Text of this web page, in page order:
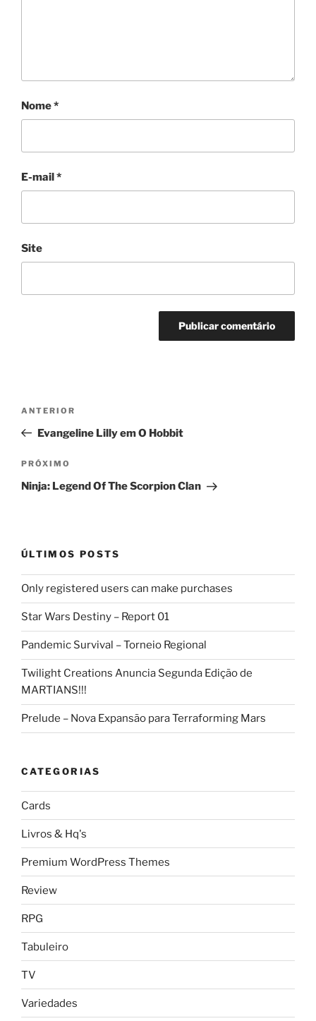
Nome*
E-mail*
Site
Navegação
Post
Post
anterior
ANTERIOR
Evangeline Lilly em O Hobbit
Próximo
post
PRÓXIMO
Ninja: Legend Of The Scorpion Clan
ÚLTIMOS POSTS
Only registered users can make purchases
Star Wars Destiny – Report 01
Pandemic Survival – Torneio Regional
Twilight Creations Anuncia Segunda Edição de
MARTIANS!!!
Prelude – Nova Expansão para Terraforming Mars
CATEGORIAS
Cards
Livros & Hq's
Premium WordPress Themes
Review
RPG
Tabuleiro
TV
Variedades